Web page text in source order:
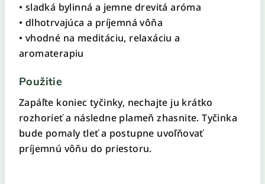
• sladká bylinná a jemne drevitá aróma
• dlhotrvajúca a príjemná vôňa
• vhodné na meditáciu, relaxáciu a
aromaterapiu
Použitie
Zapáľte koniec tyčinky, nechajte ju krátko
rozhorieť a následne plameň zhasnite. Tyčinka
bude pomaly tleť a postupne uvoľňovať
príjemnú vôňu do priestoru.